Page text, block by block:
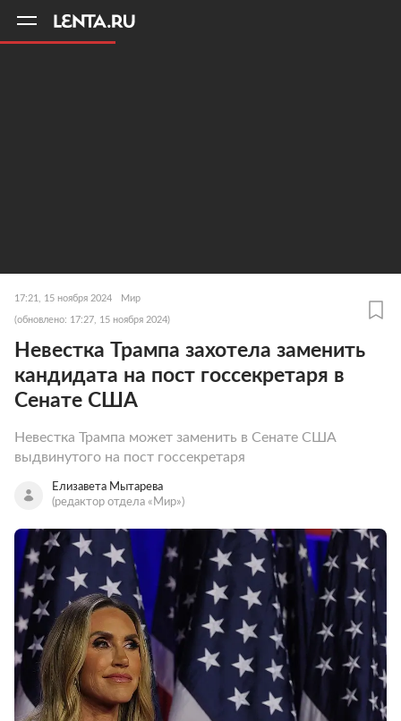
17:21, 15 ноября 2024 Мир
(обновлено: 17:27, 15 ноября 2024)
Невестка Трампа захотела заменить
кандидата на пост госсекретаря в
Сенате США
Невестка Трампа может заменить в Сенате США
выдвинутого на пост госсекретаря
Елизавета Мытарева
(редактор отдела «Мир»)